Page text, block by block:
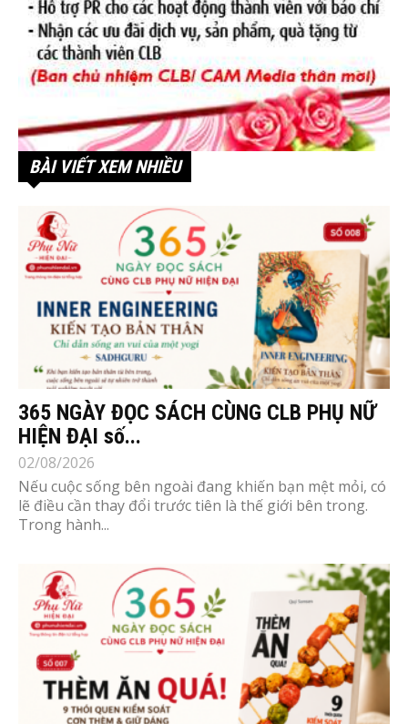
BÀI VIẾT XEM NHIỀU
365 NGÀY ĐỌC SÁCH CÙNG CLB PHỤ NỮ
HIỆN ĐẠI số...
02/08/2026
Nếu cuộc sống bên ngoài đang khiến bạn mệt mỏi, có
lẽ điều cần thay đổi trước tiên là thế giới bên trong.
Trong hành...